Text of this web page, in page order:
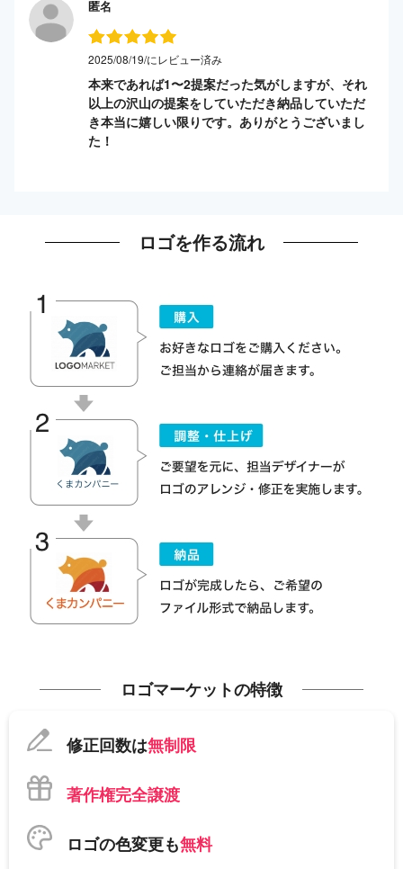
匿名
2025/08/19/にレビュー済み
本来であれば1〜2提案だった気がしますが、それ
以上の沢山の提案をしていただき納品していただ
き本当に嬉しい限りです。ありがとうございまし
た！
ロゴを作る流れ
ロゴマーケットの特徴
修正回数は無制限
著作権完全譲渡
ロゴの色変更も無料